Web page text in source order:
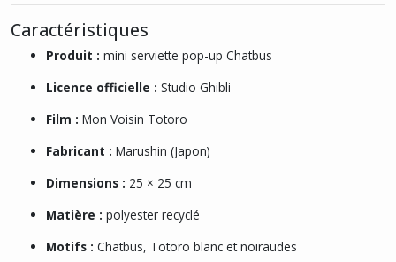
Caractéristiques
Produit : mini serviette pop-up Chatbus
Licence officielle : Studio Ghibli
Film : Mon Voisin Totoro
Fabricant : Marushin (Japon)
Dimensions : 25 × 25 cm
Matière : polyester recyclé
Motifs : Chatbus, Totoro blanc et noiraudes